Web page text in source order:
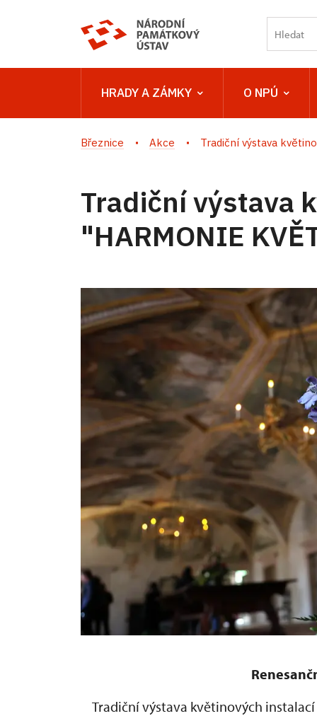
HRADY A ZÁMKY O NPÚ
Březnice Akce Tradiční výstava
Tradiční výstava
"HARMONIE
Tradiční výstava květinových